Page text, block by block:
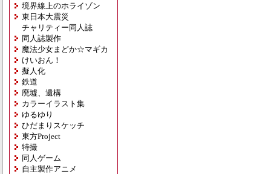
境界線上のホライゾン
東日本大震災
チャリティー同人誌
同人誌製作
魔法少女まどか☆マギカ
けいおん！
擬人化
鉄道
廃墟、遺構
カラーイラスト集
ゆるゆり
ひだまりスケッチ
東方Project
特撮
同人ゲーム
自主製作アニメ